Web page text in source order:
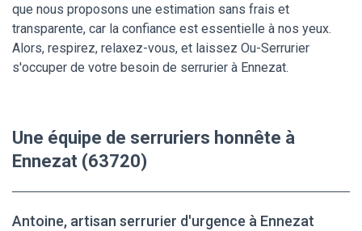
que nous proposons une estimation sans frais et
transparente, car la confiance est essentielle à nos yeux.
Alors, respirez, relaxez-vous, et laissez Ou-Serrurier
s'occuper de votre besoin de serrurier à Ennezat.
Une équipe de serruriers honnête à
Ennezat (63720)
Antoine, artisan serrurier d'urgence à Ennezat